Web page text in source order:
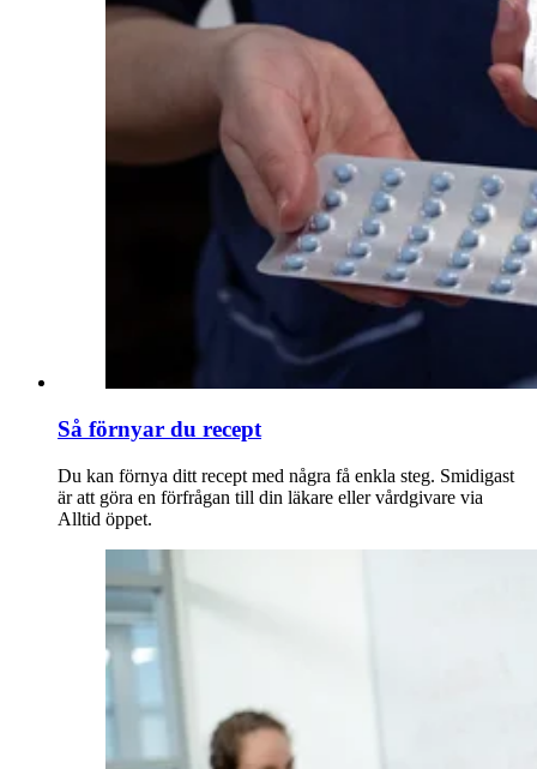
Så förnyar du recept
Du kan förnya ditt recept med några få enkla steg. Smidigast
är att göra en förfrågan till din läkare eller vårdgivare via
Alltid öppet.